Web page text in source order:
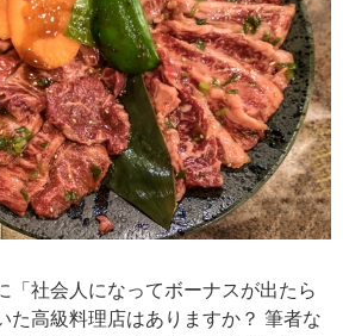
「社会人になってボーナスが出たら
た高級料理店はありますか？ 筆者な